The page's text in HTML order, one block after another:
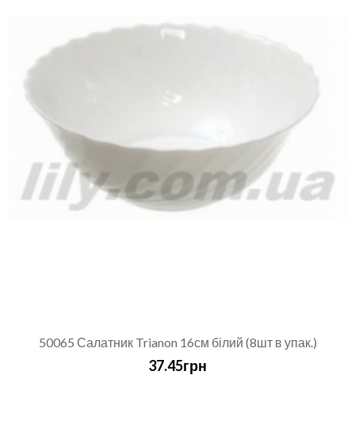
50065 Салатник Trianon 16см білий (8шт в упак.)
37.45грн